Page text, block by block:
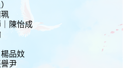
陳怡成
品妏
尹